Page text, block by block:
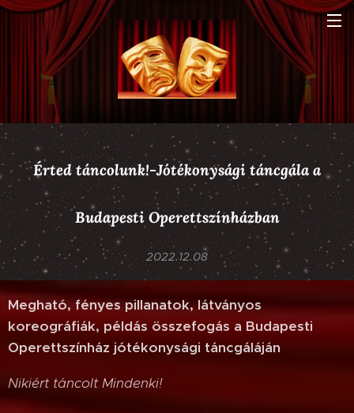
Érted táncolunk!-Jótékonysági táncgála a
Budapesti Operettszínházban
2022.12.08
Megható, fényes pillanatok, látványos
koreográfiák, példás összefogás a Budapesti
Operettszínház jótékonysági táncgáláján
Nikiért táncolt Mindenki!